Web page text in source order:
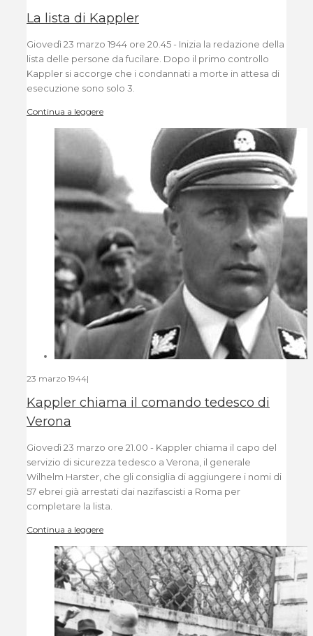
La lista di Kappler
Giovedì 23 marzo 1944 ore 20.45 - Inizia la redazione della
lista delle persone da fucilare. Dopo il primo controllo
Kappler si accorge che i condannati a morte in attesa di
esecuzione sono solo 3.
Continua a leggere
23 marzo 1944|
Kappler chiama il comando tedesco di
Verona
Giovedì 23 marzo ore 21.00 - Kappler chiama il capo del
servizio di sicurezza tedesco a Verona, il generale
Wilhelm Harster, che gli consiglia di aggiungere i nomi di
57 ebrei già arrestati dai nazifascisti a Roma per
completare la lista.
Continua a leggere